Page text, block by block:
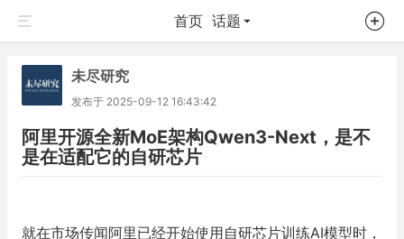
首页 话题
未尽研究
发布于 2025-09-12 16:43:42
阿里开源全新MoE架构Qwen3-Next，是不
是在适配它的自研芯片
就在市场传闻阿里已经开始使用自研芯片训练AI模型时，